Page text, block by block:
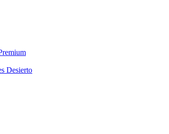
Desierto